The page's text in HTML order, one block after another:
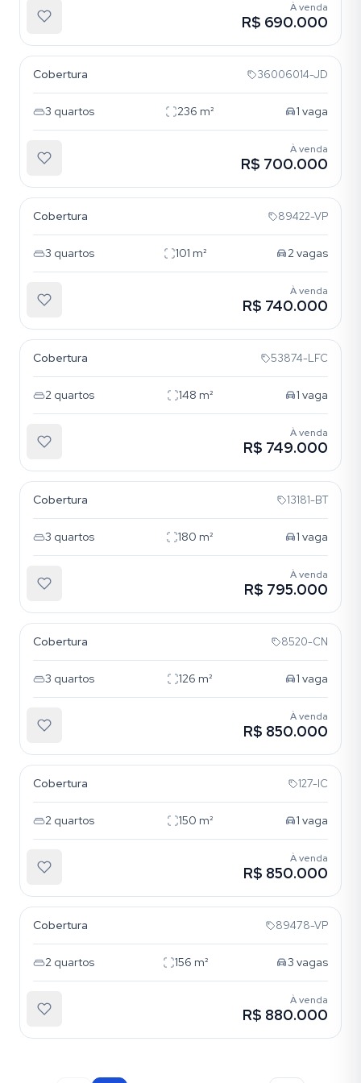
À venda
R$ 690.000
Cobertura 36006014-JD
3 quartos 236 m² 1 vaga
À venda
R$ 700.000
Cobertura 89422-VP
3 quartos 101 m² 2vagas
À venda
R$ 740.000
Cobertura 53874-LFC
2 quartos 148 m² 1 vaga
À venda
R$ 749.000
Cobertura 13181-BT
3 quartos 180 m² 1 vaga
À venda
R$ 795.000
Cobertura 8520-CN
3 quartos 126 m² 1 vaga
À venda
R$ 850.000
Cobertura 127-IC
2 quartos 150 m² 1 vaga
À venda
R$ 850.000
Cobertura 89478-VP
2 quartos 156 m² 3 vagas
À venda
R$ 880.000